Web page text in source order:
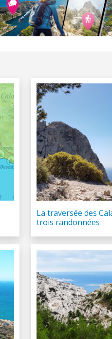
La traversée des
trois randonnées